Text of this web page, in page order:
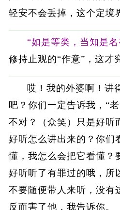
轻安不会丢掉，这个定境
“如是等类，当知是
修持止观的“作意”，这才
哎！我的外婆啊！讲
吧？你们一定告诉我，“
不对？（众笑）只是好听
好听怎么讲出来的？你们
懂，我怎么会把它看懂？
好听听了有罪过的哦，所
不要随便带人来听，没有
反而害了他，我告诉你。